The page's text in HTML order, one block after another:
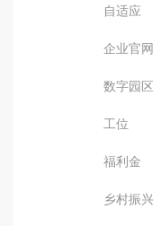
自适应
企业官网
数字园区
工位
福利金
乡村振兴